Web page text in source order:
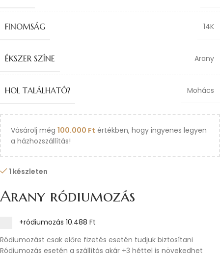
FINOMSÁG 14K
ÉKSZER SZÍNE Arany
HOL TALÁLHATÓ? Mohács
Vásárolj még 100.000 Ft értékben, hogy ingyenes legyen
a házhozszállítás!
1 készleten
Arany ródiumozás
+ródiumozás 10.488 Ft
Ródiumozást csak előre fizetés esetén tudjuk biztosítani
Ródiumozás esetén a szállítás akár +3 héttel is növekedhet